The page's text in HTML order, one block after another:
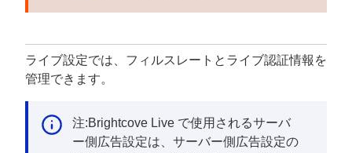
ライブ設定では、フィルスレートとライブ認証情報を
管理できます。
注:Brightcove Live で使用されるサーバ
ー側広告設定は、サーバー側広告設定の